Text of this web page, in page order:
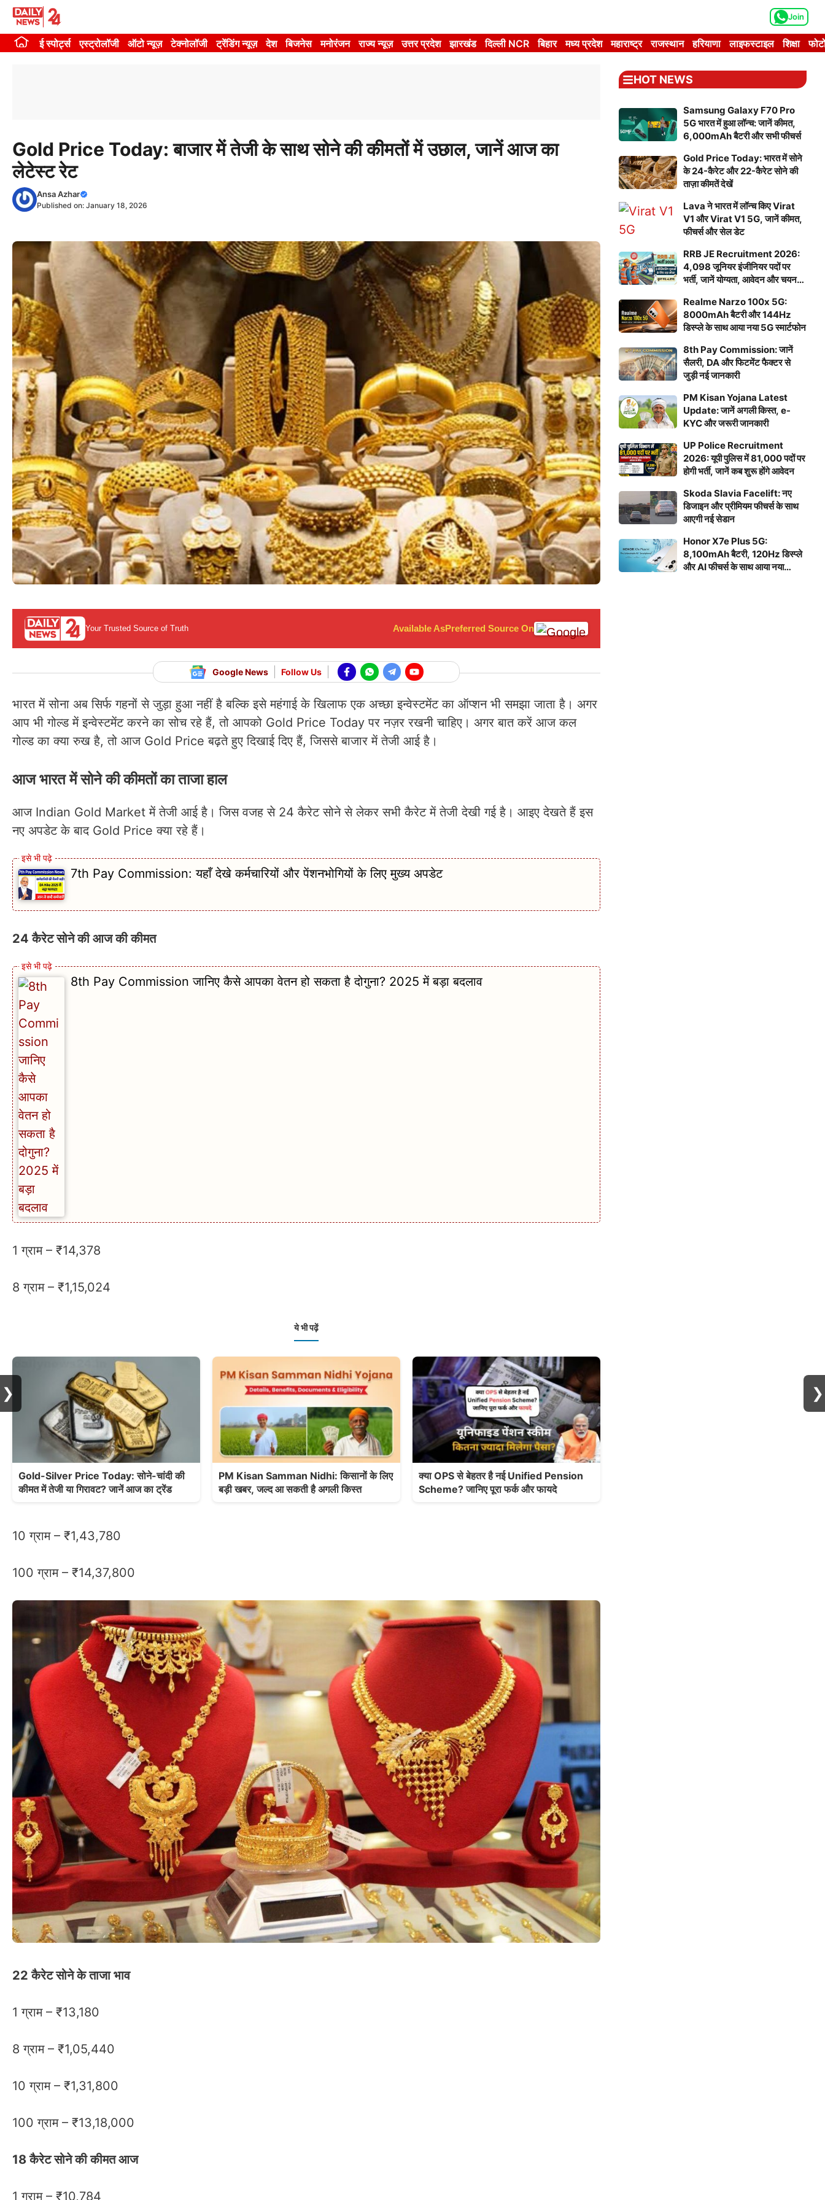
Skip
content
Join
ई स्पोर्ट्स एस्ट्रोलॉजी ऑटो न्यूज़ टेक्नोलॉजी ट्रेंडिंग न्यूज़ देश बिजनेस मनोरंजन राज्य न्यूज़ उत्तर प्रदेश झारखंड दिल्ली NCR बिहार मध्य प्रदेश महाराष्ट्र राजस्थान हरियाणा लाइफस्टाइल शिक्षा
Gold Price Today: बाजार में तेजी के साथ सोने की कीमतों में उछाल, जानें आज का
लेटेस्ट रेट
Ansa Azhar
Published on: January 18, 2026
Your Trusted Source of Truth Available AsPreferred Source On
Google News Follow Us
भारत में सोना अब सिर्फ गहनों से जुड़ा हुआ नहीं है बल्कि इसे महंगाई के खिलाफ एक अच्छा इन्वेस्टमेंट का ऑप्शन भी समझा जाता है। अगर
आप भी गोल्ड में इन्वेस्टमेंट करने का सोच रहे हैं, तो आपको Gold Price Today पर नज़र रखनी चाहिए। अगर बात करें आज कल
गोल्ड का क्या रुख है, तो आज Gold Price बढ़ते हुए दिखाई दिए हैं, जिससे बाजार में तेजी आई है।
आज भारत में सोने की कीमतों का ताजा हाल
आज Indian Gold Market में तेजी आई है। जिस वजह से 24 कैरेट सोने से लेकर सभी कैरेट में तेजी देखी गई है। आइए देखते हैं इस
नए अपडेट के बाद Gold Price क्या रहे हैं।
7th Pay Commission: यहाँ देखे कर्मचारियों और पेंशनभोगियों के लिए मुख्य अपडेट
24 कैरेट सोने की आज की कीमत
8th Pay Commission जानिए कैसे आपका वेतन हो सकता है दोगुना? 2025 में बड़ा बदलाव
1 ग्राम – ₹14,378
8 ग्राम – ₹1,15,024
ये भी पढ़ें
Gold-Silver Price Today: सोने-चांदी की
कीमत में तेजी या गिरावट? जानें आज का ट्रेंड
PM Kisan Samman Nidhi: किसानों के लिए
बड़ी खबर, जल्द आ सकती है अगली किस्त
क्या OPS से बेहतर है नई Unified Pension
Scheme? जानिए पूरा फर्क और फायदे
10 ग्राम – ₹1,43,780
100 ग्राम – ₹14,37,800
22 कैरेट सोने के ताजा भाव
1 ग्राम – ₹13,180
8 ग्राम – ₹1,05,440
10 ग्राम – ₹1,31,800
100 ग्राम – ₹13,18,000
18 कैरेट सोने की कीमत आज
1 ग्राम – ₹10,784
HOT NEWS
Samsung Galaxy F70 Pro
5G भारत में हुआ लॉन्च: जानें कीमत,
6,000mAh बैटरी और सभी फीचर्स
Gold Price Today: भारत में सोने
के 24-कैरेट और 22-कैरेट सोने की
ताज़ा कीमतें देखें
Lava ने भारत में लॉन्च किए Virat
V1 और Virat V1 5G, जानें कीमत,
फीचर्स और सेल डेट
RRB JE Recruitment 2026:
4,098 जूनियर इंजीनियर पदों पर
भर्ती, जानें योग्यता, आवेदन और चयन
Realme Narzo 100x 5G:
8000mAh बैटरी और 144Hz
डिस्प्ले के साथ आया नया 5G स्मार्टफोन
8th Pay Commission: जानें
सैलरी, DA और फिटमेंट फैक्टर से
जुड़ी नई जानकारी
PM Kisan Yojana Latest
Update: जानें अगली किस्त, e-
KYC और जरूरी जानकारी
UP Police Recruitment
2026: यूपी पुलिस में 81,000 पदों पर
होगी भर्ती, जानें कब शुरू होंगे आवेदन
Skoda Slavia Facelift: नए
डिजाइन और प्रीमियम फीचर्स के साथ
आएगी नई सेडान
Honor X7e Plus 5G:
8,100mAh बैटरी, 120Hz डिस्प्ले
और AI फीचर्स के साथ आया नया
❯ ❯